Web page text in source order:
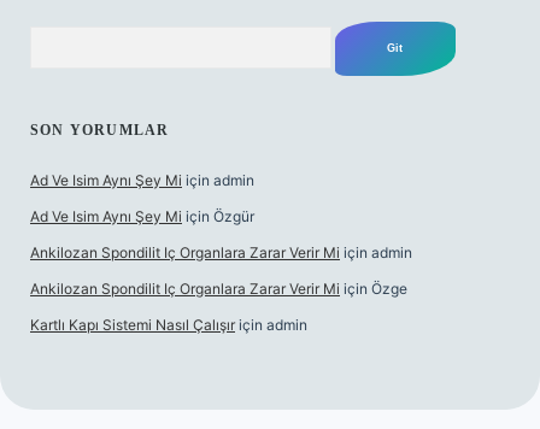
SON YORUMLAR
Ad Ve Isim Aynı Şey Mi için admin
Ad Ve Isim Aynı Şey Mi için Özgür
Ankilozan Spondilit Iç Organlara Zarar Verir Mi için admin
Ankilozan Spondilit Iç Organlara Zarar Verir Mi için Özge
Kartlı Kapı Sistemi Nasıl Çalışır için admin